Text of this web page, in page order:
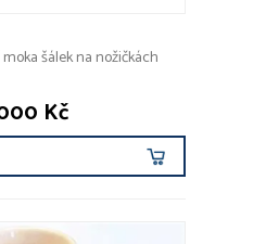
šálek na nožičkách
Kč